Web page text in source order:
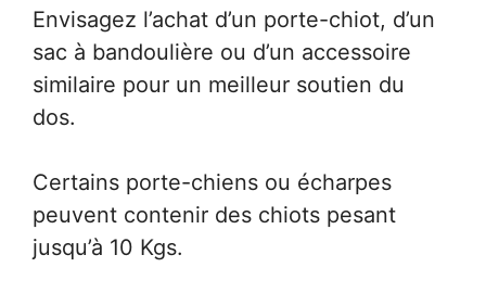
Envisagez l’achat d’un porte-chiot, d’un
sac à bandoulière ou d’un accessoire
similaire pour un meilleur soutien du
dos.
Certains porte-chiens ou écharpes
peuvent contenir des chiots pesant
jusqu’à 10 Kgs.